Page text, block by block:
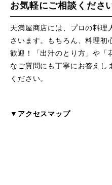
お気軽にご相談くださ
天満屋商店には、プロの料理
さいます。もちろん、料理初
歓迎！「出汁のとり方」や「
なご質問にも丁寧にお答えし
ください。
▼アクセスマップ